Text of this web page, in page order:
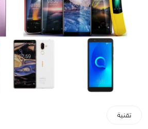
تقنية